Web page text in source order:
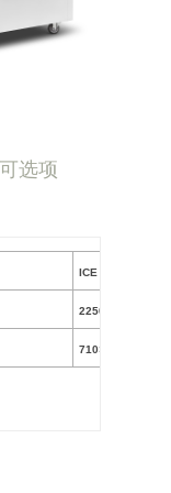
可选项
ICE
2250*890*2065.0
710×1150 (2)